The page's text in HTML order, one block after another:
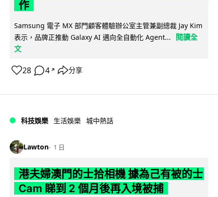
作
Samsung 電子 MX 部門顧客體驗辦公室主管兼副總裁 Jay Kim
表示，品牌正推動 Galaxy AI 邁向全自動化 Agent...
閱讀全
文
28 4 ↗ 分享
科技娛樂 生活娛樂 城中熱話
Lawton 1 日
港夫婦澳門的士拾相機 據為己有被的士
Cam 睇到 2 個月後再入境被捕